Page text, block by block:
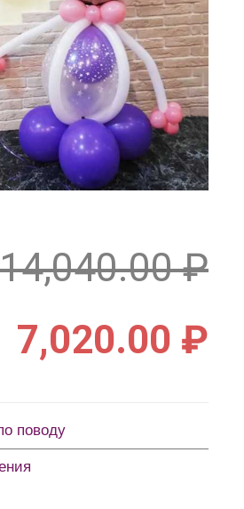
14,040.00₽
7,020.00 ₽
поводу